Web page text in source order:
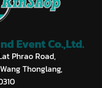
Event Co.,Ltd.
Phrao Road,
Thonglang,